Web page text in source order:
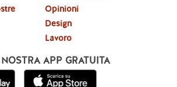
Opinioni
Design
Lavoro
APP GRATUITA